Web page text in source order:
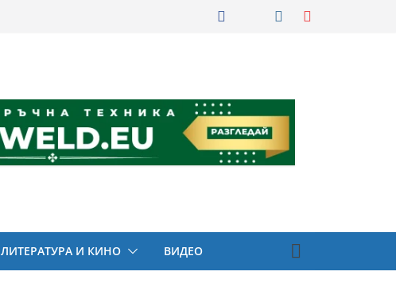
ЛИТЕРАТУРА И КИНО ВИДЕО